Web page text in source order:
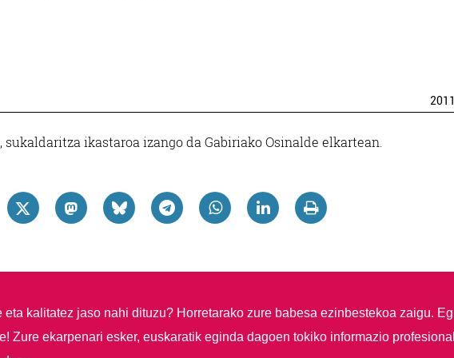
2011
sukaldaritza ikastaroa izango da Gabiriako Osinalde elkartean.
kalitatez jaso nahi dituzu? Horretarako zure babesa ezinbestekoa zaigu.
Zure ekarpenari esker, euskaratik eginda dagoen tokiko informazio